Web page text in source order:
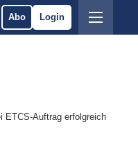
Abo Login
ETCS-Auftrag erfolgreich